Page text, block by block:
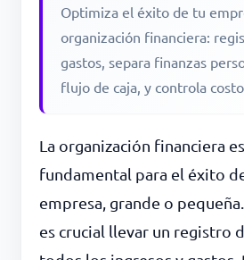
Optimiza el éxito de tu
organización financiera:
gastos, separa finanzas
flujo de caja, y controla
La organización financiera
fundamental para el éxito
empresa, grande o
es crucial llevar un registro